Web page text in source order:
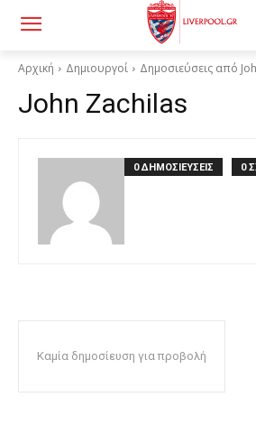
Αρχική Δημιουργοί Δημοσιεύσεις από
John Zachilas
0 ΔΗΜΟΣΙΕΥΣΕΙΣ 0
Καμία δημοσίευση για προβολή